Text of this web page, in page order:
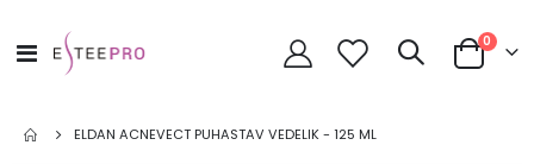
Toggle
Nav
Cart
0
ELDAN ACNEVECT PUHASTAV VEDELIK - 125 ML